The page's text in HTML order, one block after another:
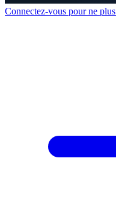
Connectez-vous pour ne